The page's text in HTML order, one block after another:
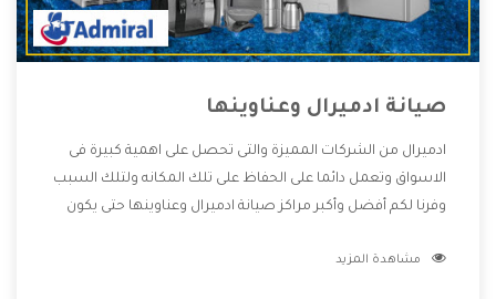
صيانة ادميرال وعناوينها
ادميرال من الشركات المميزة والتى تحصل على اهمية كبيرة فى
الاسواق وتعمل دائما على الحفاظ على تلك المكانه ولتلك السبب
وفرنا لكم أفضل وأكبر مراكز صيانة ادميرال وعناوينها حتى يكون
دون اى ازعاج كما أننا نهتم بكل ما يحتاجه المستهلك لكى نحافظ
مشاهدة المزيد